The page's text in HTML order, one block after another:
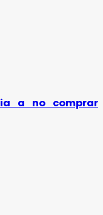
a no comprar